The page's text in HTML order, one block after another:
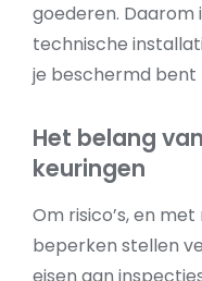
goederen. Daarom
technische
je beschermd
Het belang
keuringen
Om risico’s, en
beperken stellen